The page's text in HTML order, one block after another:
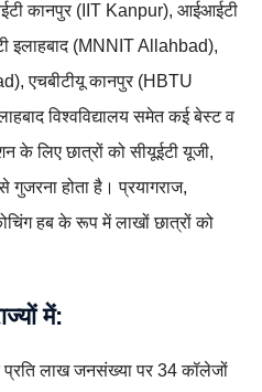
कानपुर (IIT Kanpur), आईआईटी
इलाहबाद (MNNIT Allahbad),
एचबीटीयू कानपुर (HBTU
विश्वविद्यालय समेत कई बेस्ट व
के लिए छात्रों को सीयूईटी यूजी,
गुजरना होता है। प्रयागराज,
हब के रूप में लाखों छात्रों को
में:
प्रति लाख जनसंख्या पर 34 कॉलेजों